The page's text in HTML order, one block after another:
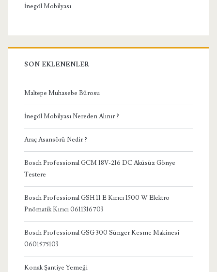
İnegöl Mobilyası
SON EKLENENLER
Maltepe Muhasebe Bürosu
İnegöl Mobilyası Nereden Alınır ?
Araç Asansörü Nedir ?
Bosch Professional GCM 18V-216 DC Aküsüz Gönye
Testere
Bosch Professional GSH 11 E Kırıcı 1500 W Elektro
Pnömatik Kırıcı 0611316703
Bosch Professional GSG 300 Sünger Kesme Makinesi
0601575103
Konak Şantiye Yemeği